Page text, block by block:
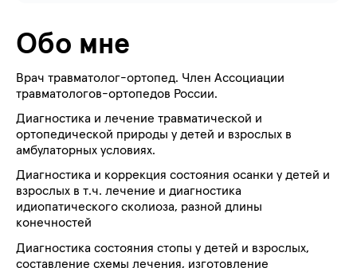
Обо мне
Врач травматолог-ортопед. Член Ассоциации
травматологов-ортопедов России.
Диагностика и лечение травматической и
ортопедической природы у детей и взрослых в
амбулаторных условиях.
Диагностика и коррекция состояния осанки у детей и
взрослых в т.ч. лечение и диагностика
идиопатического сколиоза, разной длины
конечностей
Диагностика состояния стопы у детей и взрослых,
составление схемы лечения, изготовление